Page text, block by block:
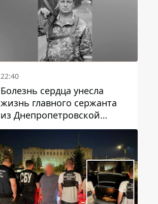
22:40
Болезнь сердца унесла
жизнь главного сержанта
из Днепропетровской
области Юрия Свистуна